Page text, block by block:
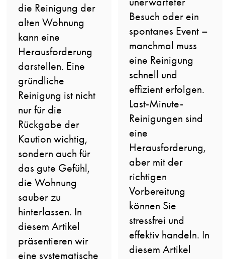
die Reinigung der
alten Wohnung
kann eine
Herausforderung
darstellen. Eine
gründliche
Reinigung ist nicht
nur für die
Rückgabe der
Kaution wichtig,
sondern auch für
das gute Gefühl,
die Wohnung
sauber zu
hinterlassen. In
diesem Artikel
präsentieren wir
eine systematische
Besuch oder ein
spontanes Event –
manchmal muss
eine Reinigung
schnell und
effizient erfolgen.
Last-Minute-
Reinigungen sind
eine
Herausforderung,
aber mit der
richtigen
Vorbereitung
können Sie
stressfrei und
effektiv handeln. In
diesem Artikel